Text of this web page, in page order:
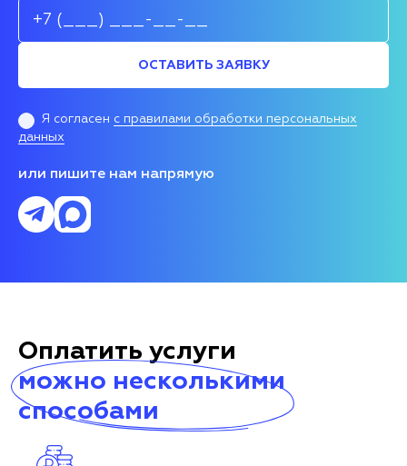
ОСТАВИТЬ ЗАЯВКУ
Я согласен с правилами обработки персональных
данных
или пишите нам напрямую
Оплатить услуги
можно несколькими
способами